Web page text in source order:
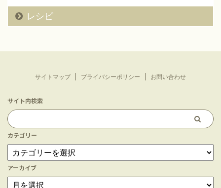
レシピ
サイトマップ プライバシーポリシー お問い合わせ
サイト内検索
カテゴリー
アーカイブ